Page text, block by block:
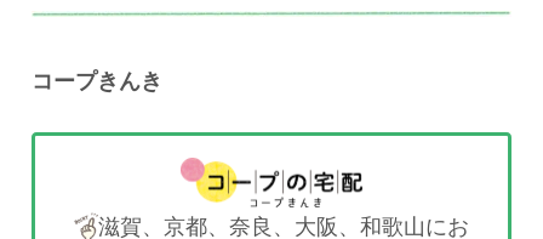
コープきんき
滋賀、京都、奈良、大阪、和歌山にお